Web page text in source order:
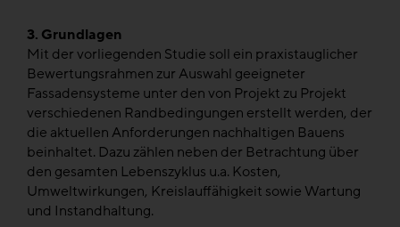
3. Grundlagen
Mit der vorliegenden Studie soll ein praxistauglicher
Bewertungsrahmen zur Auswahl geeigneter
Fassadensysteme unter den von Projekt zu Projekt
verschiedenen Randbedingungen erstellt werden, der
die aktuellen Anforderungen nachhaltigen Bauens
beinhaltet. Dazu zählen neben der Betrachtung über
den gesamten Lebenszyklus u.a. Kosten,
Umweltwirkungen, Kreislauffähigkeit sowie Wartung
und Instandhaltung.